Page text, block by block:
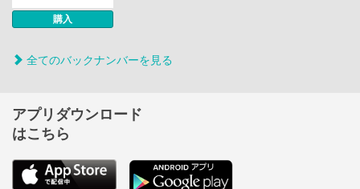
購入
全てのバックナンバーを見る
アプリダウンロード
はこちら